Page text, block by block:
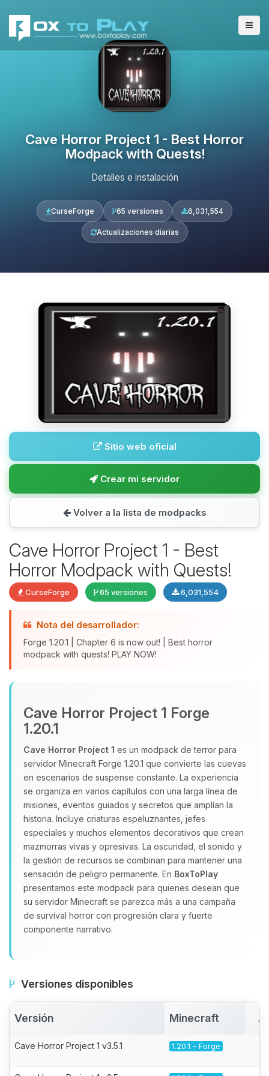
Cave Horror Project 1 - Best Horror
Modpack with Quests!
Detalles e instalación
CurseForge 65 versiones 6,031,554
Actualizaciones diarias
Sitio web oficial
Crear mi servidor
Volver a la lista de modpacks
Cave Horror Project 1 - Best
Horror Modpack with Quests!
CurseForge 65 versiones 6,031,554
Nota del desarrollador:
Forge 1.20.1 | Chapter 6 is now out! | Best horror
modpack with quests! PLAY NOW!
Cave Horror Project 1 Forge
1.20.1
Cave Horror Project 1 es un modpack de terror para
servidor Minecraft Forge 1.20.1 que convierte las cuevas
en escenarios de suspense constante. La experiencia
se organiza en varios capítulos con una larga línea de
misiones, eventos guiados y secretos que amplían la
historia. Incluye criaturas espeluznantes, jefes
especiales y muchos elementos decorativos que crean
mazmorras vivas y opresivas. La oscuridad, el sonido y
la gestión de recursos se combinan para mantener una
sensación de peligro permanente. En BoxToPlay
presentamos este modpack para quienes desean que
su servidor Minecraft se parezca más a una campaña
de survival horror con progresión clara y fuerte
componente narrativo.
Versiones disponibles
Versión Minecraft
Cave Horror Project 1 v3.5.1 1.20.1 - Forge
asistente de BoxToPlay. Cuentame
que necesitas y moveré mis
06/08/2026 16:07